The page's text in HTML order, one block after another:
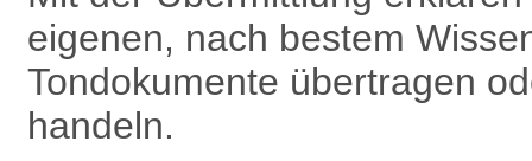
eigenen, nach bestem
Tondokumente übertragen
handeln.